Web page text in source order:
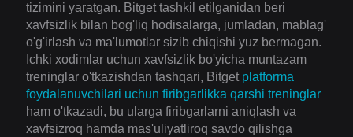
tizimini yaratgan. Bitget tashkil etilganidan beri
xavfsizlik bilan bog'liq hodisalarga, jumladan, mablag'
o'g'irlash va ma'lumotlar sizib chiqishi yuz bermagan.
Ichki xodimlar uchun xavfsizlik bo'yicha muntazam
treninglar o'tkazishdan tashqari, Bitget platforma
foydalanuvchilari uchun firibgarlikka qarshi treninglar
ham o'tkazadi, bu ularga firibgarlarni aniqlash va
xavfsizroq hamda mas'uliyatliroq savdo qilishga